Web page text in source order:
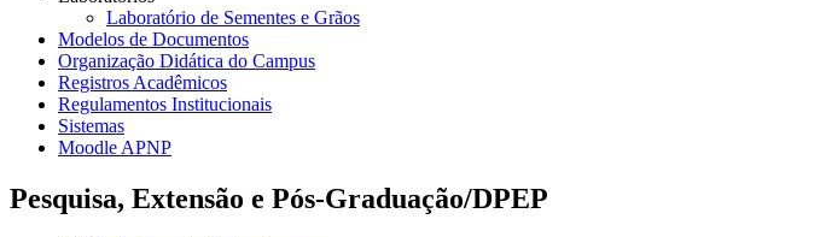
Laboratório de Sementes e Grãos
Modelos de Documentos
Organização Didática do Campus
Registros Acadêmicos
Regulamentos Institucionais
Sistemas
Moodle APNP
Pesquisa, Extensão e Pós-Graduação/DPEP